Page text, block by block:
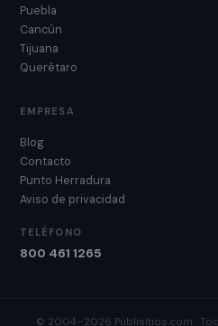
Puebla
Cancún
Tijuana
Querétaro
EMPRESA
Blog
Contacto
Punto Herradura
Aviso de privacidad
TELÉFONO
800 461 1265
© 2004–2026 Publisitios.com ·